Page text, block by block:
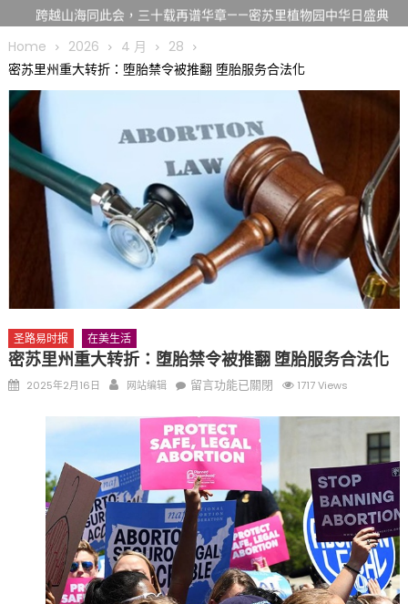
跨越山海同此会，三十载再谱华章——密苏里植物园中华日盛典
圣路易龙舟俱乐部5月16日龙舟体验日 邀请各界亲身体验划行乐
趣 + 水上竞速魅力
三十二载跨越时空的相逢
执掌密苏里植物园近四十年 致力推动全球植物多样性研究与中美
合作 Peter Raven 博士逝世 享年89岁
一晃三十年，初夏又相逢。中华日，等你来赴约 —— 密苏里植物
园“中华日三十周年特别报道（五）
筝声与琴韵交汇：刘励(Li Statler)与钢琴家Darek演绎一场古筝
与钢琴的精彩对话
Home 2026 4 月
28
密苏里州重大转折：堕胎禁令被推翻 堕胎服务合法化
圣路易时报 在美生活
密苏里州重大转折：堕胎禁令被推翻 堕胎服务合法化
Posted
2025年2月16日 Author
网站编辑
在
苏
里
州
重
大
转
折：
堕
胎
留言功能已關閉 1717 Views